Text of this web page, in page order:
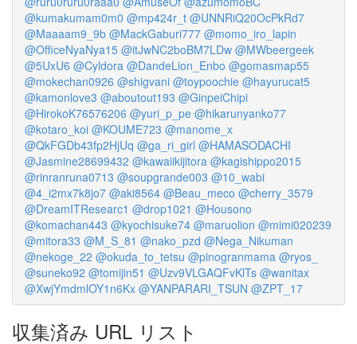
@kumakumam0m0 @mp424r_t @UNNRiQ20OcPkRd7
@Maaaam9_9b @MackGaburi777 @momo_iro_lapin
@OfficeNyaNya15 @itJwNC2boBM7LDw @MWbeergeek
@5UxU6 @Cyldora @DandeLion_Enbo @gomasmap55
@mokechan0926 @shigvani @toypoochie @hayurucat5
@kamonlove3 @aboutout193 @GinpeiChipi
@HirokoK76576206 @yuri_p_pe @hikarunyanko77
@kotaro_koi @KOUME723 @manome_x
@QkFGDb43fp2HjUq @ga_ri_girl @HAMASODACHI
@Jasmine28699432 @kawaiikijitora @kagishippo2015
@rinranruna0713 @soupgrande003 @10_wabi
@4_i2mx7k8jo7 @aki8564 @Beau_meco @cherry_3579
@DreamITResearc1 @drop1021 @Housono
@komachan443 @kyochisuke74 @maruolion @mimi020239
@mitora33 @M_S_81 @nako_pzd @Nega_Nikuman
@nekoge_22 @okuda_to_tetsu @pinogranmama @ryos_
@suneko92 @tomijin51 @Uzv9VLGAQFvKlTs @wanitax
@XwjYmdmlOY1n6Kx @YANPARARI_TSUN @ZPT_17
収集済み URL リスト